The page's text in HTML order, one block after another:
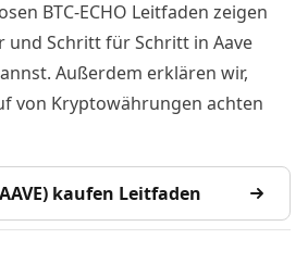
BTC-ECHO Leitfaden zeigen
und Schritt für Schritt in Aave
Außerdem erklären wir,
von Kryptowährungen achten
kaufen Leitfaden